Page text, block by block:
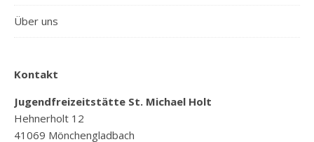
Über uns
Kontakt
Jugendfreizeitstätte St. Michael Holt
Hehnerholt 12
41069 Mönchengladbach